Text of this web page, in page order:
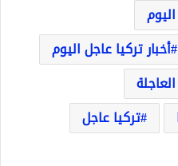
أخبار تركيا عاجل اليوم
تركيا عاجل